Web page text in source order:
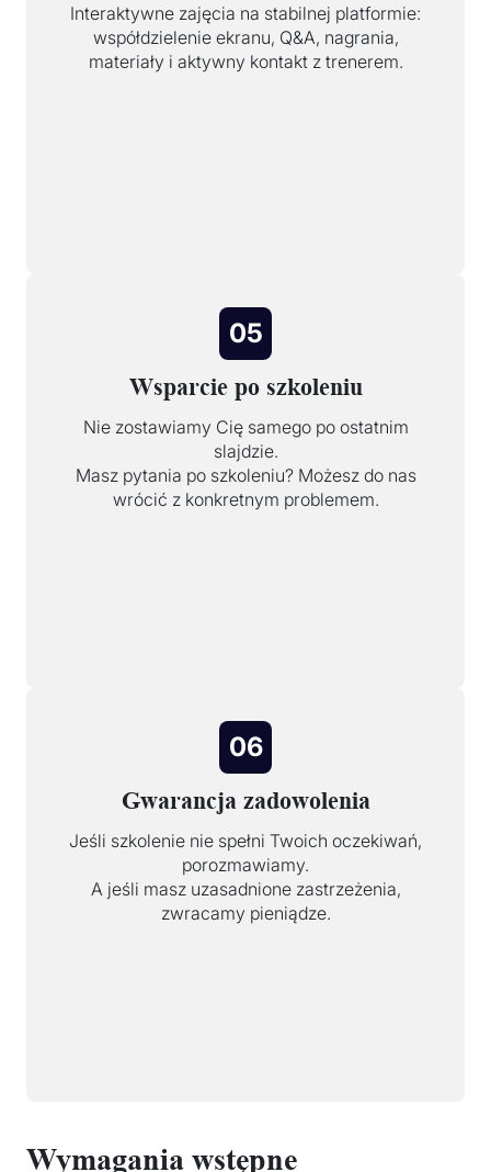
Interaktywne zajęcia na stabilnej platformie:
współdzielenie ekranu, Q&A, nagrania,
materiały i aktywny kontakt z trenerem.
05
Wsparcie po szkoleniu
Nie zostawiamy Cię samego po ostatnim
slajdzie.
Masz pytania po szkoleniu? Możesz do nas
wrócić z konkretnym problemem.
06
Gwarancja zadowolenia
Jeśli szkolenie nie spełni Twoich oczekiwań,
porozmawiamy.
A jeśli masz uzasadnione zastrzeżenia,
zwracamy pieniądze.
Wymagania wstępne